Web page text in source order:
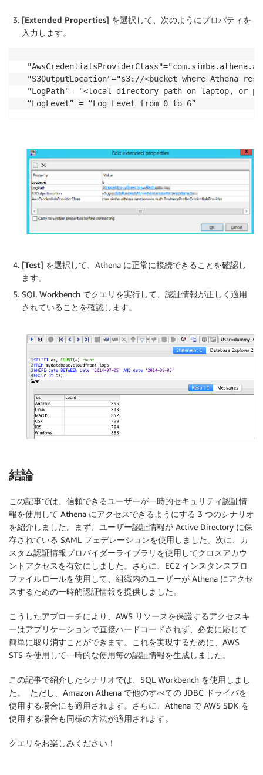
[Extended Properties] を選択して、次のようにプロパティを
入力します。
"S3OutputLocation"="s3://<bucket where Athena
"LogPath"= "<local directory path on laptop, or
“LogLevel” = “Log Level from 0 to 6”
[Test] を選択して、Athena に正常に接続できることを確認し
ます。
SQL Workbench でクエリを実行して、認証情報が正しく適用
されていることを確認します。
結論
この記事では、信頼できるユーザーが一時的セキュリティ認証情
報を使用して Athena にアクセスできるようにする 3 つのシナリオ
を紹介しました。まず、ユーザー認証情報が Active Directory に保
存されている SAML フェデレーションを使用しました。次に、カ
スタム認証情報プロバイダーライブラリを使用してクロスアカウ
ントアクセスを有効にしました。さらに、EC2 インスタンスプロ
ファイルロールを使用して、組織内のユーザーが Athena にアクセ
スするための一時的認証情報を提供しました。
こうしたアプローチにより、AWS リソースを保護するアクセスキ
ーはアプリケーションで直接ハードコードされず、必要に応じて
簡単に取り消すことができます。これを実現するために、AWS
STS を使用して一時的な使用毎の認証情報を生成しました。
この記事で紹介したシナリオでは、SQL Workbench を使用しまし
た。 ただし、Amazon Athena で他のすべての JDBC ドライバを
使用する場合にも適用されます。さらに、Athena で AWS SDK を
使用する場合も同様の方法が適用されます。
クエリをお楽しみください！